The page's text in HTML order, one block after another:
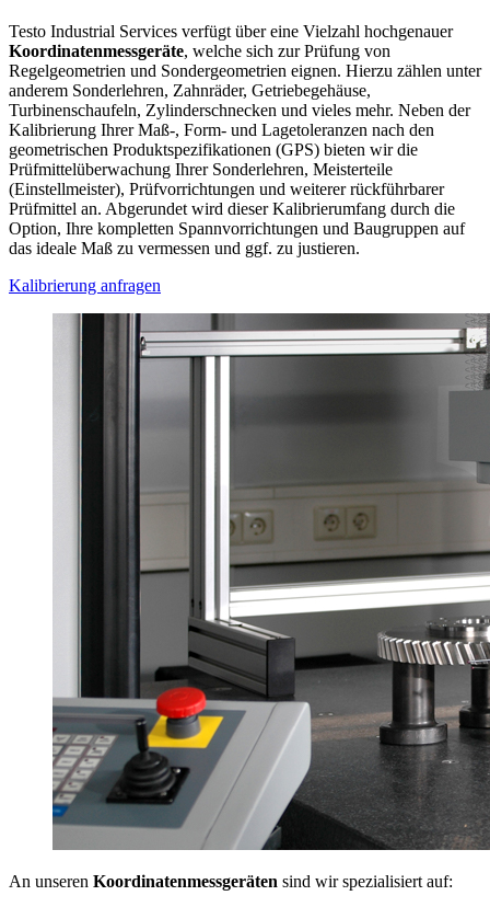
Testo Industrial Services verfügt über eine Vielzahl hochgenauer
Koordinatenmessgeräte, welche sich zur Prüfung von
Regelgeometrien und Sondergeometrien eignen. Hierzu zählen unter
anderem Sonderlehren, Zahnräder, Getriebegehäuse,
Turbinenschaufeln, Zylinderschnecken und vieles mehr. Neben der
Kalibrierung Ihrer Maß-, Form- und Lagetoleranzen nach den
geometrischen Produktspezifikationen (GPS) bieten wir die
Prüfmittelüberwachung Ihrer Sonderlehren, Meisterteile
(Einstellmeister), Prüfvorrichtungen und weiterer rückführbarer
Prüfmittel an. Abgerundet wird dieser Kalibrierumfang durch die
Option, Ihre kompletten Spannvorrichtungen und Baugruppen auf
das ideale Maß zu vermessen und ggf. zu justieren.
Kalibrierung anfragen
An unseren Koordinatenmessgeräten sind wir spezialisiert auf: